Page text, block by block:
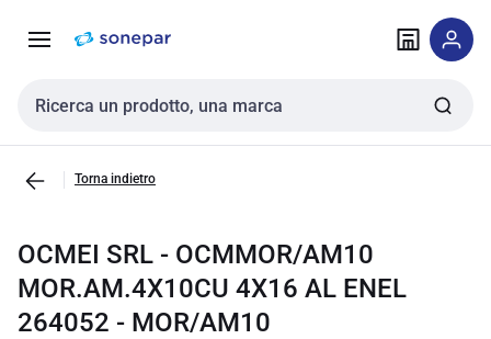
navigazione alla
Cerca input
Torna indietro
OCMEI SRL - OCMMOR/AM10
MOR.AM.4X10CU 4X16 AL ENEL
264052 - MOR/AM10